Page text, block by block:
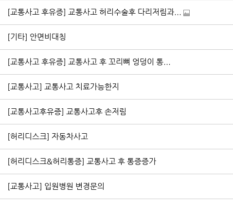
[교통사고 후유증] 교통사고 허리수술후 다리저림과...
[기타] 안면비대칭
[교통사고 후유증] 교통사고 후 꼬리뼈 엉덩이 통...
[교통사고] 교통사고 치료가능한지
[교통사고후유증] 교통사고후 손저림
[허리디스크] 자동차사고
[허리디스크&허리통증] 교통사고 후 통증증가
[교통사고] 입원병원 변경문의